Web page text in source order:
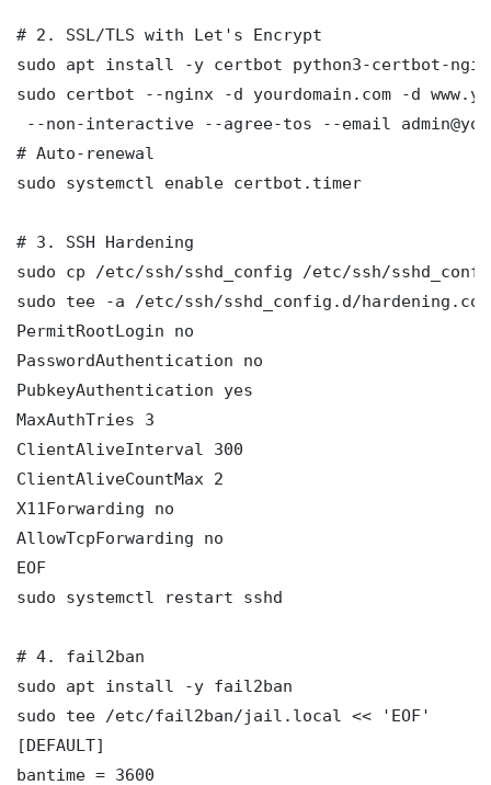
# 2. SSL/TLS with Let's Encrypt
sudo apt install -y certbot python3-certbot-
sudo certbot --nginx -d yourdomain.com -d
--non-interactive --agree-tos --email
# Auto-renewal
sudo systemctl enable certbot.timer
# 3. SSH Hardening
sudo cp /etc/ssh/sshd_config /etc/ssh/
sudo tee -a /etc/ssh/sshd_config.d/
PermitRootLogin no
PasswordAuthentication no
PubkeyAuthentication yes
MaxAuthTries 3
ClientAliveInterval 300
ClientAliveCountMax 2
X11Forwarding no
AllowTcpForwarding no
EOF
sudo systemctl restart sshd
# 4. fail2ban
sudo apt install -y fail2ban
sudo tee /etc/fail2ban/jail.local << 'EOF'
[DEFAULT]
bantime = 3600